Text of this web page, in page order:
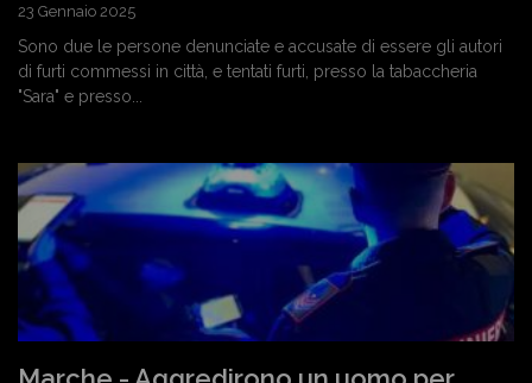
23 Gennaio 2025
Sono due le persone denunciate e accusate di essere gli autori
di furti commessi in città, e tentati furti, presso la tabaccheria
"Sara" e presso...